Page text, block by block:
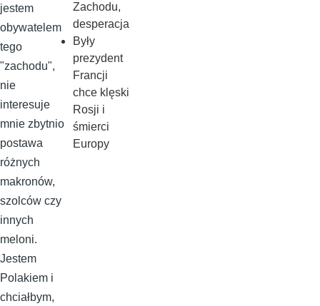
jestem
obywatelem
tego
"zachodu",
nie
interesuje
mnie zbytnio
postawa
różnych
makronów,
szolców czy
innych
meloni.
Jestem
Polakiem i
chciałbym,
Zachodu,
desperacja
Były
prezydent
Francji
chce klęski
Rosji i
śmierci
Europy